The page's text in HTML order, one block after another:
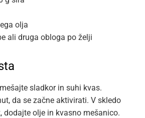
olja
ali druga obloga po želji
sladkor in suhi kvas.
da se začne aktivirati. V skledo
dodajte olje in kvasno mešanico.